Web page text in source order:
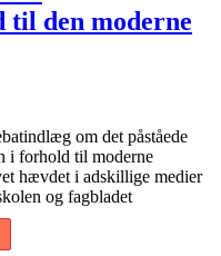
den moderne
om det påståede
i forhold til moderne
hævdet i adskillige medier
og fagbladet